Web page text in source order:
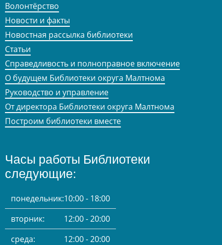
Волонтёрство
Новости и факты
Новостная рассылка библиотеки
Статьи
Справедливость и полноправное включение
О будущем Библиотеки округа Малтнома
Руководство и управление
От директора Библиотеки округа Малтнома
Построим библиотеки вместе
Часы работы Библиотеки
следующие:
понедельник:10:00 - 18:00
вторник:
12:00 - 20:00
среда:
12:00 - 20:00